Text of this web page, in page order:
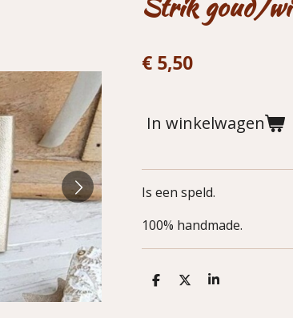
€ 5,50
In winkelwagen
Is een speld.
100% handmade.
D
D
S